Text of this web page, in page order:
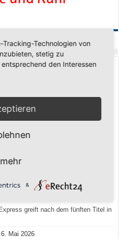
– wir bleiben fit! 17. Juli 2026
2026 9. Juli 2026
Vereinen mit dem WBV
Jugend 15. Mai 2026
greift nach dem fünften Titel in
6. Mai 2026
Tracking-Technologien von
stetig zu
den Interessen
mehr
&